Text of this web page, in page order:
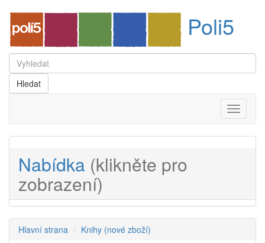
Poli5
Menu
Nabídka (klikněte pro
zobrazení)
Hlavní strana Knihy (nové zboží)